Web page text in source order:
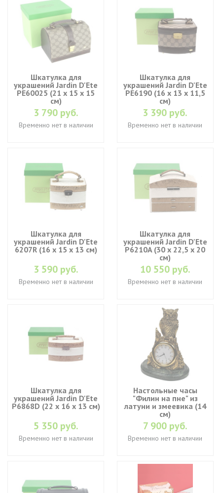
Шкатулка для
украшений Jardin D'Ete
PE60025 (21 х 15 х 15
см)
3 790 руб.
Временно нет в наличии
Шкатулка для
украшений Jardin D'Ete
PE6190 (16 х 13 х 11,5
см)
3 390 руб.
Временно нет в наличии
Шкатулка для
украшений Jardin D'Ete
6207R (16 х 15 х 13 см)
3 590 руб.
Временно нет в наличии
Шкатулка для
украшений Jardin D'Ete
P6210A (30 х 22,5 х 20
см)
10 550 руб.
Временно нет в наличии
Шкатулка для
украшений Jardin D'Ete
P6868D (22 х 16 х 13 см)
5 350 руб.
Временно нет в наличии
Настольные часы
"Филин на пне" из
латуни и змеевика (14
см)
7 900 руб.
Временно нет в наличии